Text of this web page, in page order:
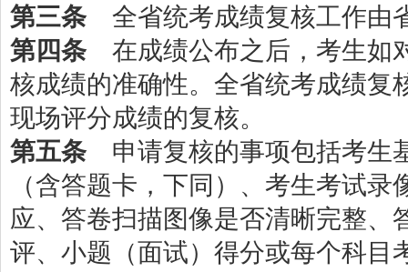
第三条全省统考成绩复核工作由
第四条在成绩公布之后，考生如
核成绩的准确性。全省统考成绩复
现场评分成绩的复核。
第五条申请复核的事项包括考生
（含答题卡，下同）、考生考试
应、答卷扫描图像是否清晰完整、
评、小题（面试）得分或每个科目